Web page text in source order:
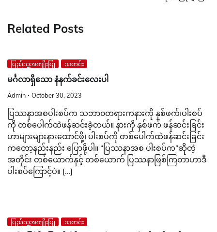
Related Posts
ပြည်သူ့အကျိုးပြု သတင်း
မင်္ဂလာရှိသော နံနက်ခင်းလေးပါ
Admin October 30, 2023
ပြဿနာအစပါးစပ်က သဘာ၀တရားကနားကို နှစ်ဖက်၊ပါးစပ်
ကို တစ်ပေါက်ထဲဖန်ဆင်းခဲ့တယ်။ နားကို နှစ်ဖက် ဖန်ဆင်းခြင်း
ဟာများများနားထောင်ဖို့၊ ပါးစပ်ကို တစ်ပေါက်ထဲဖန်ဆင်းခြင်း
ကတော့နည်းနည်း ပြောဖို့ပါ။ “ပြဿနာအစ ပါးစပ်က”ဆိုတဲ့
အတိုင်း တစ်ယောက်နှင့် တစ်ယောက် ပြဿနာဖြစ်ကြတာဟာဒီ
ပါးစပ်ကြောင့်ပဲ။ […]
ပြည်သူ့အကျိုးပြု သတင်း